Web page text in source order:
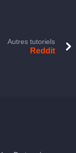
Autres tutoriels
Reddit